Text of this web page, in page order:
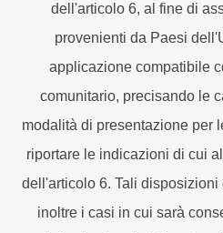
dell'articolo 6, al fine di
provenienti da Paesi
applicazione compatibile
comunitario, precisando le
modalità di presentazione per
riportare le indicazioni di cui
dell'articolo 6. Tali
inoltre i casi in cui sarà